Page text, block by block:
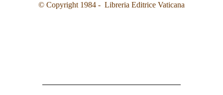
© Copyright 1984 - Libreria Editrice Vaticana